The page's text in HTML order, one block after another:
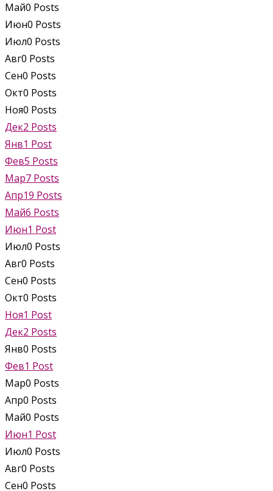
Май0 Posts
Июн0 Posts
Июл0 Posts
Авг0 Posts
Сен0 Posts
Окт0 Posts
Ноя0 Posts
Дек2 Posts
Янв1 Post
Фев5 Posts
Мар7 Posts
Апр19 Posts
Май6 Posts
Июн1 Post
Июл0 Posts
Авг0 Posts
Сен0 Posts
Окт0 Posts
Ноя1 Post
Дек2 Posts
Янв0 Posts
Фев1 Post
Мар0 Posts
Апр0 Posts
Май0 Posts
Июн1 Post
Июл0 Posts
Авг0 Posts
Сен0 Posts